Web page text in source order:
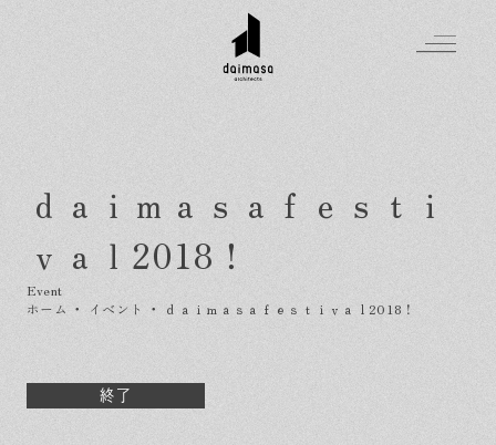
ｄａｉｍａｓａｆｅｓｔｉ
ｖａｌ2018！
ホーム ・ イベント ・ ｄａｉｍａｓａｆｅｓｔｉｖａｌ2018！
終了
Greeting
はじめましての方へ
Made in DAIMASA
私たちの想い
素材のこだわり
For customer
スタイル集
お知らせ
Company